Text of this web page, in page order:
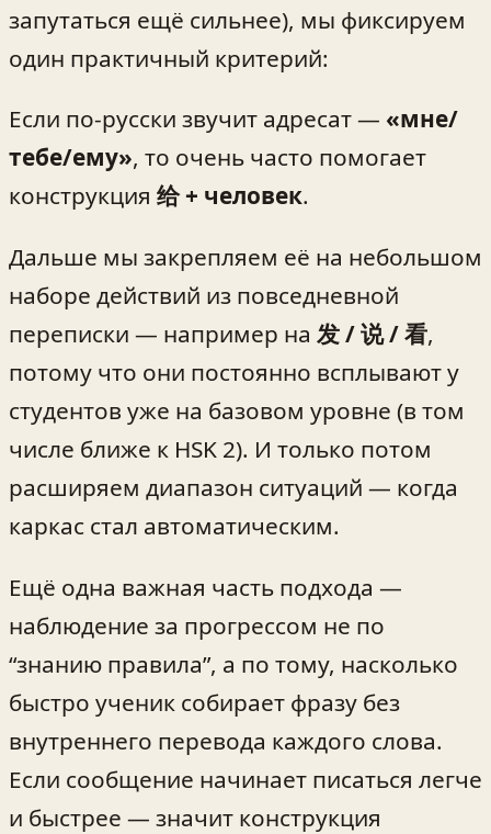
запутаться ещё сильнее), мы фиксируем
один практичный критерий:
Если по‑русски звучит адресат — «мне/
тебе/ему», то очень часто помогает
конструкция 给 + человек.
Дальше мы закрепляем её на небольшом
наборе действий из повседневной
переписки — например на 发 / 说 / 看,
потому что они постоянно всплывают у
студентов уже на базовом уровне (в том
числе ближе к HSK 2). И только потом
расширяем диапазон ситуаций — когда
каркас стал автоматическим.
Ещё одна важная часть подхода —
наблюдение за прогрессом не по
“знанию правила”, а по тому, насколько
быстро ученик собирает фразу без
внутреннего перевода каждого слова.
Если сообщение начинает писаться легче
и быстрее — значит конструкция